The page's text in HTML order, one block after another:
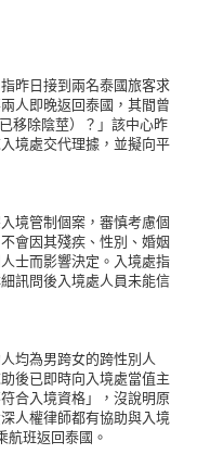
昨日接到兩名泰國旅客求
人即晚返回泰國，其間曾
移除陰莖）？」該中心昨
境處交代理據，並擬向平
境管制個案，審慎考慮個
會因其殘疾、性別、婚姻
士而影響決定。入境處指
訊問後入境處人員未能信
均為男跨女的跨性別人
後已即時向入境處當值主
合入境資格」，沒說明原
人權律師都有協助與入境
航班返回泰國。